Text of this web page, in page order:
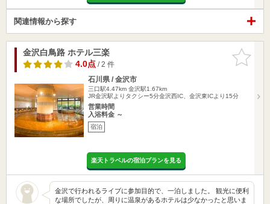
関連情報から探す
お気に入
りに追加
金沢白鳥路 ホテル三楽
4.0点/ 2 件
石川県 / 金沢市
三口駅4.47km 金沢駅1.67km
JR金沢駅よりタクシー5分金沢西IC、金沢東ICより15分
営業時間
入浴料金 ～
宿泊
楽天トラベルの宿泊プランを見る
金沢で行われるライブに参加目的で、一泊しました。 観光に便利
な場所でしたが、周りに温泉があるホテルは少なかったと思いま